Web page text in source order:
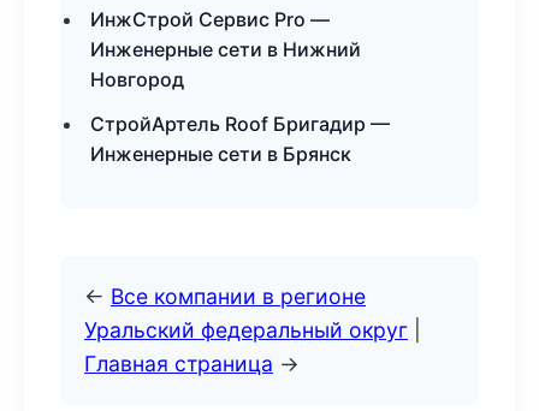
ИнжСтрой Сервис Pro —
Инженерные сети в Нижний
Новгород
СтройАртель Roof Бригадир —
Инженерные сети в Брянск
← Все компании в регионе
Уральский федеральный округ
Главная страница →